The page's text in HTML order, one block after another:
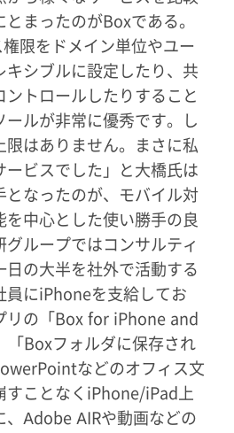
まったのがBoxである。
権限をドメイン単位やユー
キシブルに設定したり、共
ントロールしたりすること
ールが非常に優秀です。し
限はありません。まさに私
ービスでした」と大橋氏は
となったのが、モバイル対
を中心とした使い勝手の良
グループではコンサルティ
日の大半を社外で活動する
員にiPhoneを支給してお
リの「Box for iPhone and
「Boxフォルダに保存され
などのオフィス文
すことなくiPhone/iPad上
、Adobe AIRや動画などの